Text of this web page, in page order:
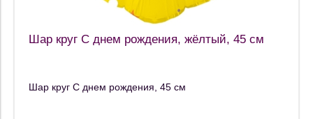
Шар круг С днем рождения, жёлтый, 45 см
Шар круг С днем рождения, 45 см